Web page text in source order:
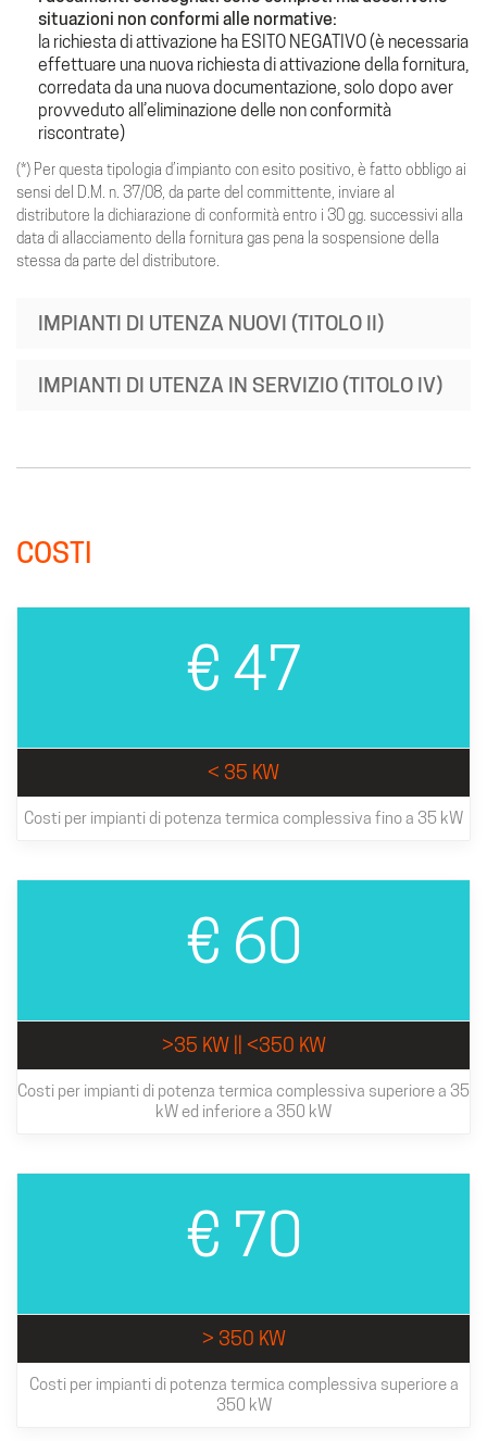
situazioni non conformi alle normative:
la richiesta di attivazione ha ESITO NEGATIVO (è necessaria
effettuare una nuova richiesta di attivazione della fornitura,
corredata da una nuova documentazione, solo dopo aver
provveduto all’eliminazione delle non conformità
riscontrate)
(*) Per questa tipologia d’impianto con esito positivo, è fatto obbligo ai
sensi del D.M. n. 37/08, da parte del committente, inviare al
distributore la dichiarazione di conformità entro i 30 gg. successivi alla
data di allacciamento della fornitura gas pena la sospensione della
stessa da parte del distributore.
IMPIANTI DI UTENZA NUOVI (TITOLO II)
IMPIANTI DI UTENZA IN SERVIZIO (TITOLO IV)
COSTI
€ 47
< 35 KW
Costi per impianti di potenza termica complessiva fino a 35 kW
€ 60
>35 KW || <350 KW
Costi per impianti di potenza termica complessiva superiore a 35
kW ed inferiore a 350 kW
€ 70
> 350 KW
Costi per impianti di potenza termica complessiva superiore a
350 kW